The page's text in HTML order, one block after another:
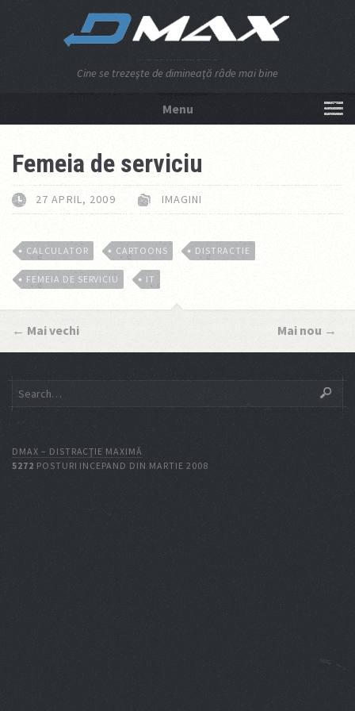
Cine se trezeşte de dimineaţă râde mai bine
Menu
Femeia de serviciu
27 APRIL, 2009 IMAGINI
CALCULATOR CARTOONS DISTRACTIE
FEMEIA DE SERVICIU IT
← Mai vechi Mai nou →
DMAX – DISTRACŢIE MAXIMĂ
5272 POSTURI INCEPAND DIN MARTIE 2008